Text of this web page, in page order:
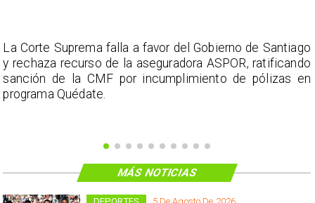
La Corte Suprema falla a favor del Gobierno de Santiago
y rechaza recurso de la aseguradora ASPOR, ratificando
sanción de la CMF por incumplimiento de pólizas en
programa Quédate.
5 De Agosto De 2026
DEPORTES
MÁS NOTICIAS